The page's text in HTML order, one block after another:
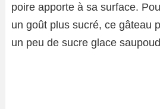
poire apporte à sa surface.
un goût plus sucré, ce gâteau
un peu de sucre glace